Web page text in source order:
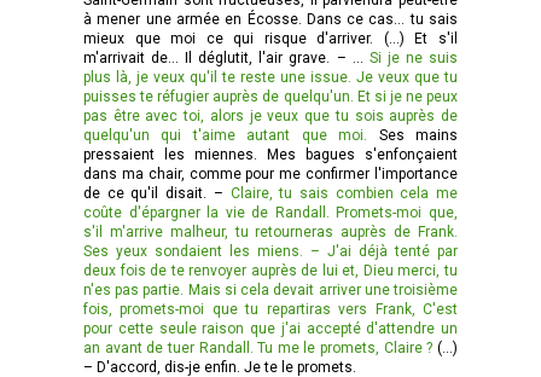
à mener une armée en Écosse. Dans ce cas... tu sais
mieux que moi ce qui risque d'arriver. (…) Et s'il
m'arrivait de... Il déglutit, l'air grave. – ... Si je ne suis
plus là, je veux qu'il te reste une issue. Je veux que tu
puisses te réfugier auprès de quelqu'un. Et si je ne peux
pas être avec toi, alors je veux que tu sois auprès de
quelqu'un qui t'aime autant que moi. Ses mains
pressaient les miennes. Mes bagues s'enfonçaient
dans ma chair, comme pour me confirmer l'importance
de ce qu'il disait. – Claire, tu sais combien cela me
coûte d'épargner la vie de Randall. Promets-moi que,
s'il m'arrive malheur, tu retourneras auprès de Frank.
Ses yeux sondaient les miens. – J'ai déjà tenté par
deux fois de te renvoyer auprès de lui et, Dieu merci, tu
n'es pas partie. Mais si cela devait arriver une troisième
fois, promets-moi que tu repartiras vers Frank, C'est
pour cette seule raison que j'ai accepté d'attendre un
an avant de tuer Randall. Tu me le promets, Claire ? (…)
– D'accord, dis-je enfin. Je te le promets.